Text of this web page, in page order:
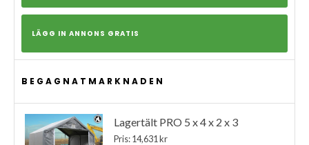
LÄGG IN ANNONS GRATIS
BEGAGNATMARKNADEN
Lagertält PRO 5 x 4 x 2 x 3
Pris: 14,631 kr